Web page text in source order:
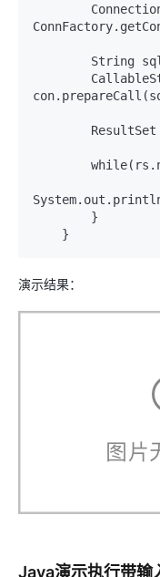
String
    }
演示结果：
Java演示执行带输